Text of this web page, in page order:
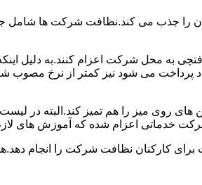
را جذب می کند.نظافت شرکت ها شامل
به محل شرکت اعزام کنند.به دلیل
پرداخت می شود نیز کمتر از نرخ
های روی میز را هم تمیز کند.البته
خدماتی اعزام شده که آموزش های
کارکنان نظافت شرکت را انجام